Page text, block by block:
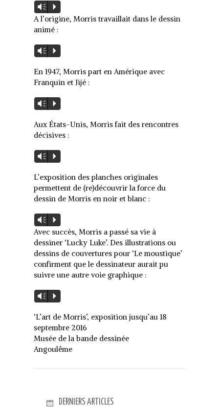
Lecteur
audio
Vm P
A l’origine, Morris travaillait dans le dessin
animé :
Lecteur
audio
Vm P
En 1947, Morris part en Amérique avec
Franquin et Jijé :
Lecteur
audio
Vm P
Aux États-Unis, Morris fait des rencontres
décisives :
Lecteur
audio
Vm P
L’exposition des planches originales
permettent de (re)découvrir la force du
dessin de Morris en noir et blanc :
Lecteur
audio
Vm P
Avec succès, Morris a passé sa vie à
dessiner ‘Lucky Luke’. Des illustrations ou
dessins de couvertures pour ‘Le moustique’
confirment que le dessinateur aurait pu
suivre une autre voie graphique :
Lecteur
audio
Vm P
‘L’art de Morris’, exposition jusqu’au 18
septembre 2016
Musée de la bande dessinée
Angoulême
DERNIERS ARTICLES